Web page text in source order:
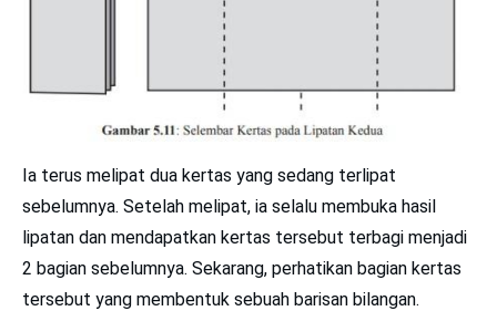
Ia terus melipat dua kertas yang sedang terlipat
sebelumnya. Setelah melipat, ia selalu membuka hasil
lipatan dan mendapatkan kertas tersebut terbagi menjadi
2 bagian sebelumnya. Sekarang, perhatikan bagian kertas
tersebut yang membentuk sebuah barisan bilangan.